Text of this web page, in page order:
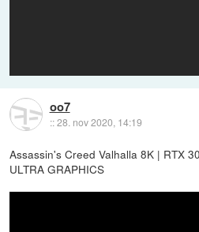
oo7
::28. nov 2020, 14:19
Assassin's Creed Valhalla 8K | RTX
ULTRA GRAPHICS